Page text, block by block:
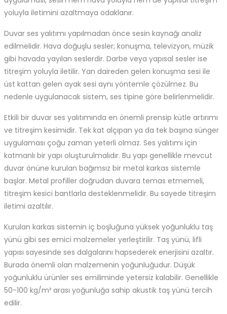
yoluyla iletimini azaltmaya odaklanır.
Duvar ses yalıtımı yapılmadan önce sesin kaynağı analiz
edilmelidir. Hava doğuşlu sesler; konuşma, televizyon, müzik
gibi havada yayılan seslerdir. Darbe veya yapısal sesler ise
titreşim yoluyla iletilir. Yan daireden gelen konuşma sesi ile
üst kattan gelen ayak sesi aynı yöntemle çözülmez. Bu
nedenle uygulanacak sistem, ses tipine göre belirlenmelidir.
Etkili bir duvar ses yalıtımında en önemli prensip kütle artırımı
ve titreşim kesimidir. Tek kat alçıpan ya da tek başına sünger
uygulaması çoğu zaman yeterli olmaz. Ses yalıtımı için
katmanlı bir yapı oluşturulmalıdır. Bu yapı genellikle mevcut
duvar önüne kurulan bağımsız bir metal karkas sistemle
başlar. Metal profiller doğrudan duvara temas etmemeli,
titreşim kesici bantlarla desteklenmelidir. Bu sayede titreşim
iletimi azaltılır.
Kurulan karkas sistemin iç boşluğuna yüksek yoğunluklu taş
yünü gibi ses emici malzemeler yerleştirilir. Taş yünü, lifli
yapısı sayesinde ses dalgalarını hapsederek enerjisini azaltır.
Burada önemli olan malzemenin yoğunluğudur. Düşük
yoğunluklu ürünler ses emiliminde yetersiz kalabilir. Genellikle
50-100 kg/m³ arası yoğunluğa sahip akustik taş yünü tercih
edilir.